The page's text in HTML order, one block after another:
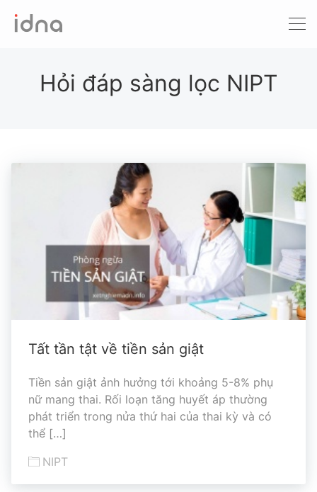
Xét nghiệm ADN
Sàng lọc trước sinh
Bệnh tan máu Thalassemia
Xét nghiệm động vật
Hỏi đáp sàng lọc NIPT
Tất tần tật về tiền sản giật
Tiền sản giật ảnh hưởng tới khoảng 5-8% phụ
nữ mang thai. Rối loạn tăng huyết áp thường
phát triển trong nửa thứ hai của thai kỳ và có
thể […]
NIPT